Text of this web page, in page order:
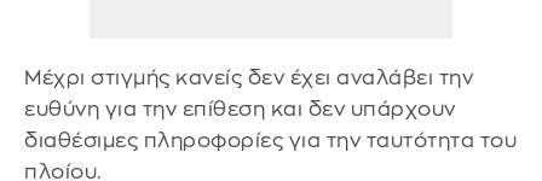
Μέχρι στιγμής κανείς δεν έχει αναλάβει την
ευθύνη για την επίθεση και δεν υπάρχουν
διαθέσιμες πληροφορίες για την ταυτότητα του
πλοίου.